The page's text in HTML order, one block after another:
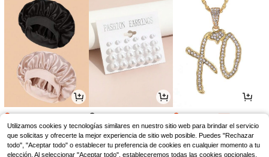
2 3 3
Utilizamos cookies y tecnologías similares en nuestro sitio web para brindar el servicio
que solicitas y ofrecerte la mejor experiencia de sitio web posible. Puedes "Rechazar
todo", "Aceptar todo" o establecer tu preferencia de cookies en cualquier momento a tu
elección. Al seleccionar "Aceptar todo", estableceremos todas las cookies opcionales,